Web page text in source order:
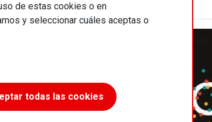
de estas cookies o en
y seleccionar cuáles aceptas o
todas las cookies